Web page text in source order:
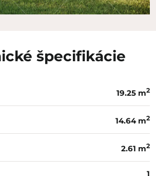
špecifikácie
19.25 m2
14.64 m2
2.61 m2
1